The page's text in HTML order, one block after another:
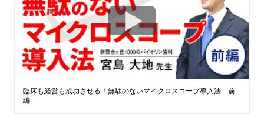
臨床も経営も成功させる！無駄のないマイクロスコープ導入法 前
編